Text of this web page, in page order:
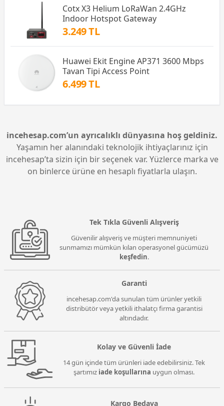
Cotx X3 Helium LoRaWan 2.4GHz
Indoor Hotspot Gateway
3.249 TL
Huawei Ekit Engine AP371 3600 Mbps
Tavan Tipi Access Point
6.499 TL
incehesap.com’un ayrıcalıklı dünyasına hoş geldiniz.
Yaşamın her alanındaki teknolojik ihtiyaçlarınız için
incehesap’ta sizin için bir seçenek var. Yüzlerce marka ve
on binlerce ürüne en hesaplı fiyatlarla ulaşın.
Tek Tıkla Güvenli Alışveriş
Güvenilir alışveriş ve müşteri memnuniyeti
sunmamızı mümkün kılan operasyonel gücümüzü
keşfedin.
Garanti
incehesap.com'da sunulan tüm ürünler yetkili
distribütör veya yetkili ithalatçı firma garantisi
altındadır.
Kolay ve Güvenli İade
14 gün içinde tüm ürünleri iade edebilirsiniz. Tek
şartımız iade koşullarına uygun olması.
Kargo Bedava